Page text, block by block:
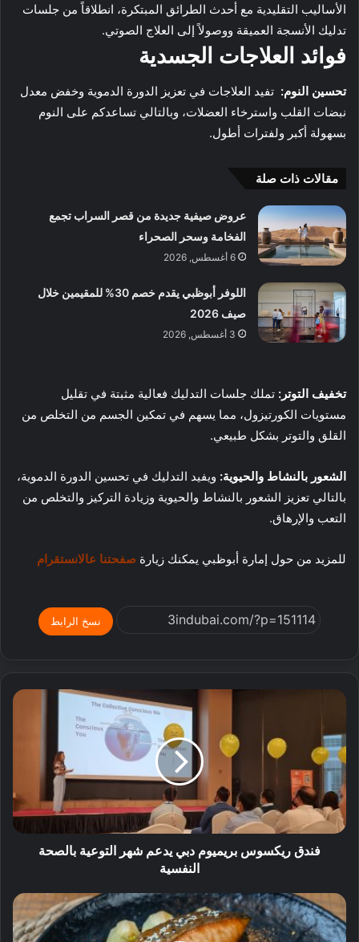
الأساليب التقليدية مع أحدث الطرائق المبتكرة، انطلاقاً من جلسات
تدليك الأنسجة العميقة ووصولاً إلى العلاج الصوتي.
فوائد العلاجات الجسدية
تحسين النوم: تفيد العلاجات في تعزيز الدورة الدموية وخفض معدل
نبضات القلب واسترخاء العضلات، وبالتالي تساعدكم على النوم
بسهولة أكبر ولفترات أطول.
مقالات ذات صلة
عروض صيفية جديدة من قصر السراب تجمع
الفخامة وسحر الصحراء
6 أغسطس, 2026
اللوفر أبوظبي يقدم خصم 30% للمقيمين خلال
صيف 2026
3 أغسطس, 2026
تخفيف التوتر: تملك جلسات التدليك فعالية مثبتة في تقليل
مستويات الكورتيزول، مما يسهم في تمكين الجسم من التخلص من
القلق والتوتر بشكل طبيعي.
الشعور بالنشاط والحيوية: ويفيد التدليك في تحسين الدورة الدموية،
بالتالي تعزيز الشعور بالنشاط والحيوية وزيادة التركيز والتخلص من
التعب والإرهاق.
للمزيد من حول إمارة أبوظبي يمكنك زيارة صفحتنا عالانستقرام
نسخ الرابط
فندق ريكسوس بريميوم دبي يدعم شهر التوعية بالصحة
النفسية